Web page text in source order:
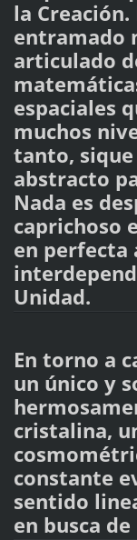
la
entramado
articulado
espaciales
muchos
tanto,
abstracto
Nada es
caprichoso
en perfecta
Unidad.
En torno a
un único y
cristalina,
constante
sentido
en busca